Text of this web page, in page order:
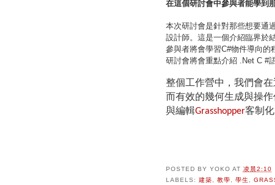
在這個研討會中參與者能學到
本次研討會是針對那些想要通
設計師。這是一個介紹臨界於
參與者將會學習C#物件導向的
研討會將會重點介紹 .Net C #
整個工作營中，我們會
而有效的幾何生成與操
與編輯Grasshopper客制
POSTED BY YOKO AT 凌晨2:10
LABELS: 建築, 教學, 學生 ,